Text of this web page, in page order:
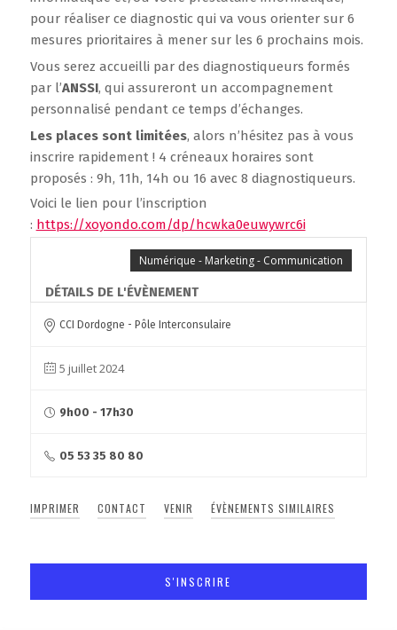
pour réaliser ce diagnostic qui va vous orienter sur 6
mesures prioritaires à mener sur les 6 prochains mois.
Vous serez accueilli par des diagnostiqueurs formés
par l’ANSSI, qui assureront un accompagnement
personnalisé pendant ce temps d’échanges.
Les places sont limitées, alors n’hésitez pas à vous
inscrire rapidement ! 4 créneaux horaires sont
proposés : 9h, 11h, 14h ou 16 avec 8 diagnostiqueurs.
Voici le lien pour l’inscription
: https://xoyondo.com/dp/hcwka0euwywrc6i
Numérique - Marketing - Communication
DÉTAILS DE L'ÉVÈNEMENT
CCI Dordogne - Pôle Interconsulaire
5 juillet 2024
9h00 - 17h30
05 53 35 80 80
IMPRIMER CONTACT VENIR ÉVÈNEMENTS SIMILAIRES
S'INSCRIRE